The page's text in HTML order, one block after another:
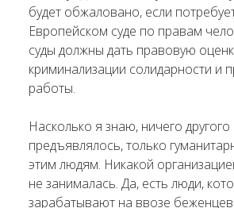
будет обжаловано, если
Европейском суде по правам
суды должны дать правовую
криминализации солидарности и
работы.
Насколько я знаю, ничего
предъявлялось, только
этим людям. Никакой
не занималась. Да, есть люди,
зарабатывают на ввозе беженцев